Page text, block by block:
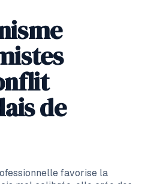
de
favorise la